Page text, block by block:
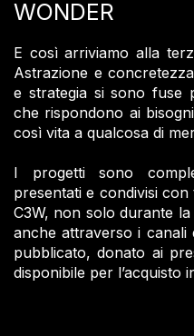
WONDER
E così arriviamo alla
Astrazione e
e strategia si sono fuse
che rispondono ai
così vita a qualcosa di
I progetti sono
presentati e condivisi
C3W, non solo durante
anche attraverso i
pubblicato, donato ai
disponibile per l’acquisto